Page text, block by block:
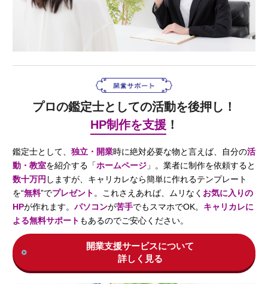
プロの鑑定士としての活動を後押し！
HP制作を支援 ！
鑑定士として、 独立・開業時に絶対必要な物と言えば、自分の活
動・教室を紹介する「ホームページ 」。業者に制作を依頼すると
数十万円 しますが、キャリカレなら簡単に作れるテンプレート
を“無料”でプレゼント 。これさえあれば、ムリなく お気に入りの
HPが作れます。 パソコンが苦手でもスマホでOK。 キャリカレに
よる無料サポート もあるのでご安心ください。
開業支援サービスについて
詳しく見る